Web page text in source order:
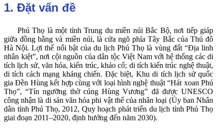
1. Đặt vấn đề
Phú Thọ là một tỉnh Trung du miền núi Bắc Bộ, nơi tiếp giáp
giữa đồng bằng và miền núi, là cửa ngõ phía Tây Bắc của Thủ đô
Hà Nội. Lợi thế nổi bật của du lịch Phú Thọ là vùng đất “Địa linh
nhân kiệt”, nơi cội nguồn của dân tộc Việt Nam với hệ thống các di
tích lịch sử, văn hóa, kiến trúc, khảo cổ; di tích kiến trúc nghệ thuật,
di tích cách mạng kháng chiến. Đặc biệt, Khu di tích lịch sử quốc
gia Đền Hùng kết hợp cùng với loại hình nghệ thuật “Hát xoan Phú
Thọ”, “Tín ngưỡng thờ cúng Hùng Vương” đã được UNESCO
công nhận là di sản văn hóa phi vật thể của nhân loại (Ủy ban Nhân
dân tỉnh Phú Thọ, 2012, Quy hoạch phát triển dulịch tỉnh Phú Thọ
giai đoạn 2011–2020, định hướng đến năm 2030).